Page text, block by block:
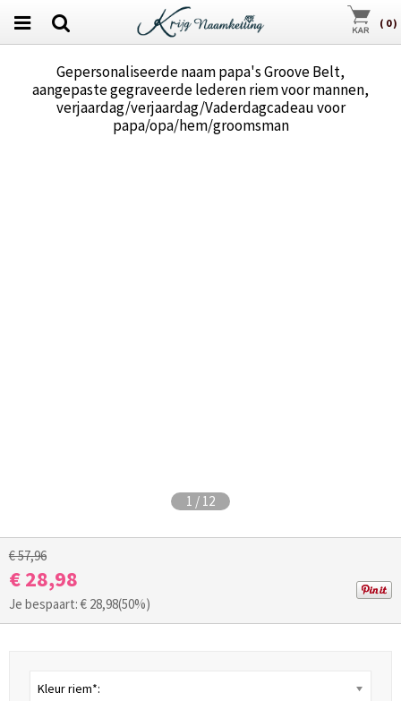
( 0)
Gepersonaliseerde naam papa's Groove Belt,
aangepaste gegraveerde lederen riem voor mannen,
verjaardag/verjaardag/Vaderdagcadeau voor
papa/opa/hem/groomsman
1 / 12
€ 57,96
€ 28,98
Je bespaart: € 28,98(50%)
Kleur riem*: